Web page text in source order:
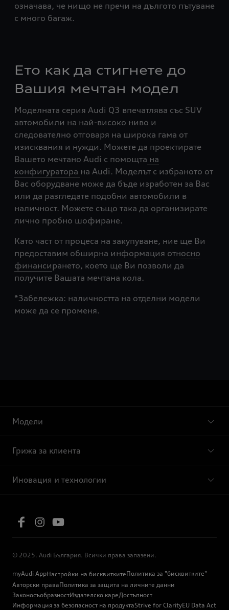
означава, че нищо не пречи на дългото пътуване
с много багаж.
Ето как да стигнете до
Вашия мечтан модел
Моделната серия Audi Q3 впечатлява със SUV
автомобили на най-високо ниво и
следователно отговаря на широка гама от
изисквания и нужди. Можете да проектирате
Вашето мечтано Audi с помощта на
конфигуратора на Audi. Моделът с избраното от
Вас оборудване може да бъде изработен за Вас
или да разгледате подобни автомобили в
наличност. Можете също така да организирате
лично пробно шофиране.
Като част от процеса на закупуване, ние ще Ви
предоставим обширна информация относно
финансирането, което ще Ви позволи да
получите Вашата мечтана кола.
*Забележка: наличността на отделни модели
може да се променя.
Модели
Грижа за клиента
Иновация и технологии
© 2025. Audi България. Всички права запазени.
myAudi AppНастройки на бисквиткитеПолитика за "бисквитките"
Авторски праваПолитика за защита на личните данни
ЗаконосъобразностИздателско кареДостъпност
Информация за безопасност на продуктаStrive for ClarityEU Data Act